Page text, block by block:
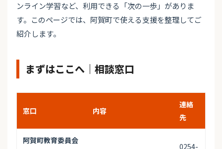
ンライン学習など、利用できる「次の一歩」がありま
す。このページでは、阿賀町で使える支援を整理してご
紹介します。
まずはここへ｜相談窓口
窓口 内容
連絡
先
阿賀町教育委員会
0254-